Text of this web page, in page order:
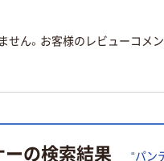
せん。お客様のレビューコメ
の検索結果 “パン